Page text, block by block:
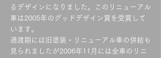
るデザインになりました。このリニューアル
車は2005年のグッドデザイン賞を受賞して
います。
過渡期には旧塗装・リニューアル車の併結も
見られましたが2006年11月には全車のリニ